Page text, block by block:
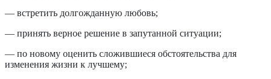
— встретить долгожданную любовь;
— принять верное решение в запутанной ситуации;
— по новому оценить сложившиеся обстоятельства для
изменения жизни к лучшему;